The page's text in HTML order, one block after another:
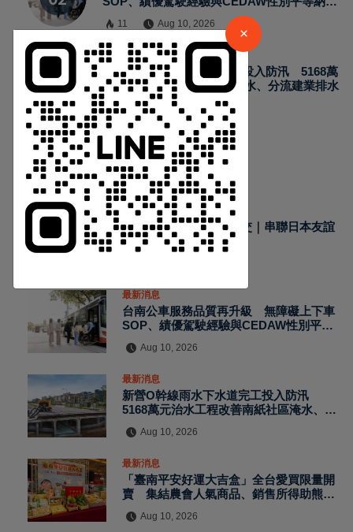
11 Aug 10, 2026
最新消息
新營O幹線雨水下水道完工投入防汛 5168萬
元治水工程改善南紙社區淹水、分流建業排水
12 Aug 10, 2026
熱門新聞
最新消息
台南馬拉松深化城市外交｜串聯日本友誼
城市拓展國際體育交流
最新消息
台南公車服務品質再升級 無障礙上下車
SOP、績優駕駛經驗與CEDAW性別平等
Aug 10, 2026
最新消息
新營O幹線雨水下水道完工投入防汛
5168萬元治水工程改善南紙社區淹水、分
Aug 10, 2026
最新消息
「臺南平安好運大吉盒」全台愛買限量開
賣 集結農會人氣商品、銷售所得助熊本
Aug 10, 2026
請加入LINE好友連結
中 華 超 傳 媒
Https://reurl.cc/adqW77
訂閱
×